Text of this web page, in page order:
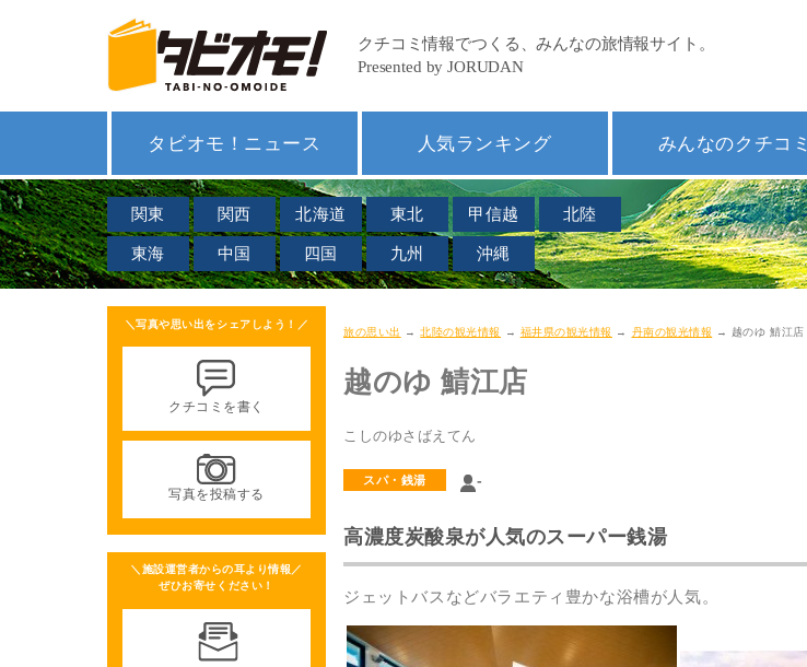
タビオモ！ニュース 人気ランキング みんなのクチコミ
関東 関西 北海道 東北 甲信越 北陸
東海 中国 四国 九州 沖縄
旅の思い出 →北陸の観光情報 → 福井県の観光情報 → 丹南の観光情報 → 越のゆ 鯖江店
越のゆ 鯖江店
こしのゆさばえてん
スパ・銭湯 -
高濃度炭酸泉が人気のスーパー銭湯
ジェットバスなどバラエティ豊かな浴槽が人気。
＼写真や思い出をシェアしよう！／
クチコミを書く
写真を投稿する
＼施設運営者からの耳より情報／
ぜひお寄せください！